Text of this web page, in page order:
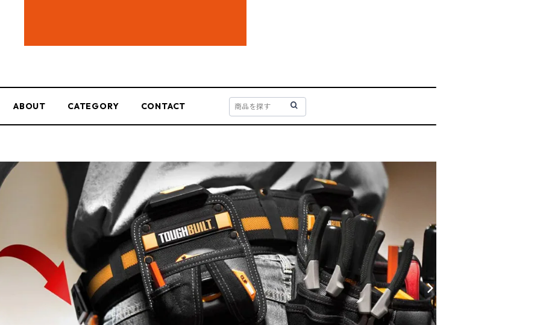
ABOUT CATEGORY CONTACT